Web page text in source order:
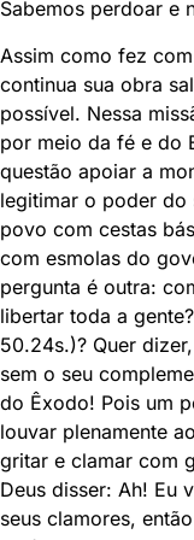
Sabemos perdoar e
Assim como fez
continua sua obra
possível. Nessa
por meio da fé e do
questão apoiar a
legitimar o poder do
povo com cestas
com esmolas do
pergunta é outra:
libertar toda a
50.24s.)? Quer
sem o seu
do Êxodo! Pois um
louvar plenamente
gritar e clamar com
Deus disser: Ah! Eu
seus clamores,